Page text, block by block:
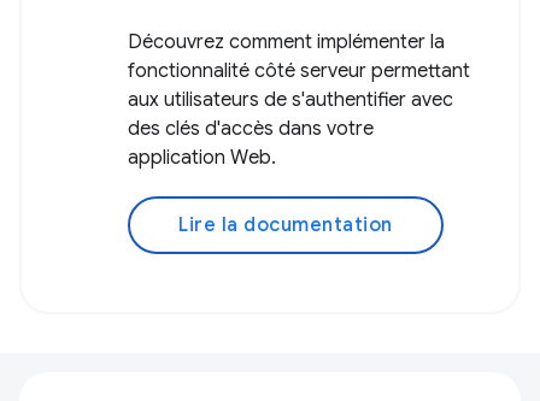
Découvrez comment implémenter la
fonctionnalité côté serveur permettant
aux utilisateurs de s'authentifier avec
des clés d'accès dans votre
application Web.
Lire la documentation